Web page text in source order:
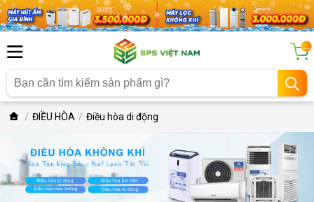
...
ĐIỀU HÒA Điều hòa di động